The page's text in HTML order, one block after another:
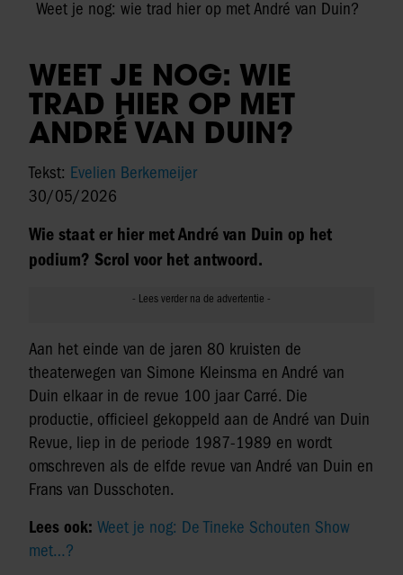
Weet je nog: wie trad hier op met André van Duin?
WEET JE NOG: WIE
TRAD HIER OP MET
ANDRÉ VAN DUIN?
Tekst: Evelien Berkemeijer
30/05/2026
Wie staat er hier met André van Duin op het
podium? Scrol voor het antwoord.
Aan het einde van de jaren 80 kruisten de
theaterwegen van Simone Kleinsma en André van
Duin elkaar in de revue 100 jaar Carré. Die
productie, officieel gekoppeld aan de André van Duin
Revue, liep in de periode 1987-1989 en wordt
omschreven als de elfde revue van André van Duin en
Frans van Dusschoten.
Lees ook: Weet je nog: De Tineke Schouten Show
met…?